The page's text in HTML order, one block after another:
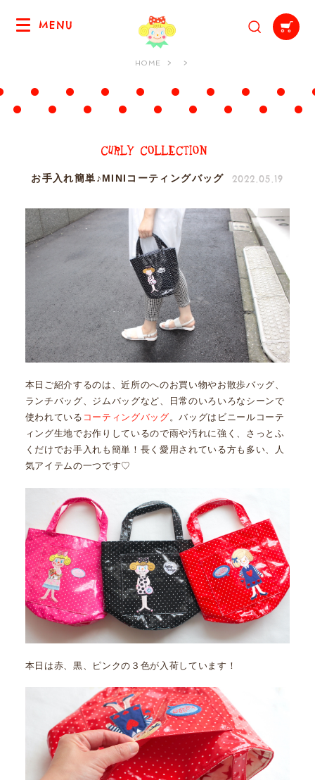
MENU
HOME
お手入れ簡単♪MINIコーティングバッグ 2022.05.19
本日ご紹介するのは、近所のへのお買い物やお散歩バッグ、
ランチバッグ、ジムバッグなど、日常のいろいろなシーンで
使われている コーティングバッグ 。バッグはビニールコーテ
ィング生地でお作りしているので雨や汚れに強く、さっとふ
くだけでお手入れも簡単！長く愛用されている方も多い、人
気アイテムの一つです♡
本日は赤、黒、ピンクの３色が入荷しています！